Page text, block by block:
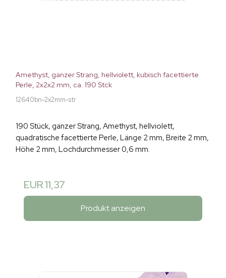
Amethyst, ganzer Strang, hellviolett, kubisch facettierte
Perle, 2x2x2 mm, ca. 190 Stck
12640bn-2x2mm-str
190 Stück, ganzer Strang, Amethyst, hellviolett,
quadratische facettierte Perle, Länge 2 mm, Breite 2 mm,
Höhe 2 mm, Lochdurchmesser 0,6 mm.
EUR 11,37
Produkt anzeigen